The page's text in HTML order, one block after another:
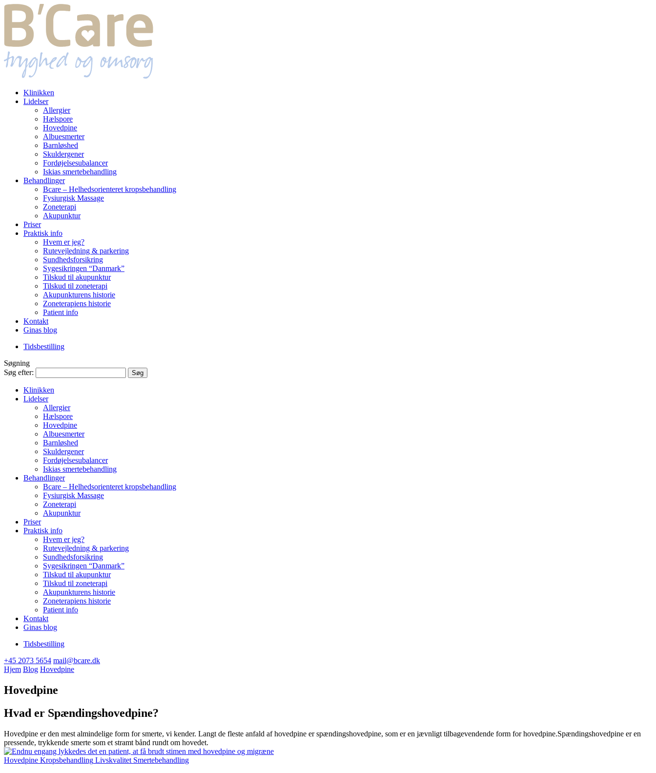
Klinikken
Lidelser
Allergier
Hælspore
Hovedpine
Albuesmerter
Barnløshed
Skuldergener
Fordøjelsesubalancer
Iskias smertebehandling
Behandlinger
Bcare – Helhedsorienteret kropsbehandling
Fysiurgisk Massage
Zoneterapi
Akupunktur
Priser
Praktisk info
Hvem er jeg?
Rutevejledning & parkering
Sundhedsforsikring
Sygesikringen “Danmark”
Tilskud til akupunktur
Tilskud til zoneterapi
Akupunkturens historie
Zoneterapiens historie
Patient info
Kontakt
Ginas blog
Tidsbestilling
Søgning
Søg efter:
Klinikken
Lidelser
Allergier
Hælspore
Hovedpine
Albuesmerter
Barnløshed
Skuldergener
Fordøjelsesubalancer
Iskias smertebehandling
Behandlinger
Bcare – Helhedsorienteret kropsbehandling
Fysiurgisk Massage
Zoneterapi
Akupunktur
Priser
Praktisk info
Hvem er jeg?
Rutevejledning & parkering
Sundhedsforsikring
Sygesikringen “Danmark”
Tilskud til akupunktur
Tilskud til zoneterapi
Akupunkturens historie
Zoneterapiens historie
Patient info
Kontakt
Ginas blog
Tidsbestilling
+45 2073 5654 mail@bcare.dk
Hjem Blog Hovedpine
Hovedpine
Hvad er Spændingshovedpine?
Hovedpine er den mest almindelige form for smerte, vi kender. Langt de fleste anfald af hovedpine er spændingshovedpine, som er en jævnligt tilbagevendende form for hovedpine.Spændingshovedpine er en
pressende, trykkende smerte som et stramt bånd rundt om hovedet.
Hovedpine Kropsbehandling Livskvalitet Smertebehandling